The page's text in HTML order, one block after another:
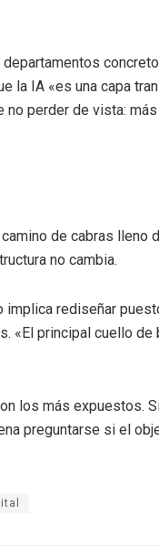
la IA «es una capa
no perder de vista:
de cabras lleno
no cambia.
implica rediseñar
«El principal cuello de
los más expuestos.
preguntarse si el